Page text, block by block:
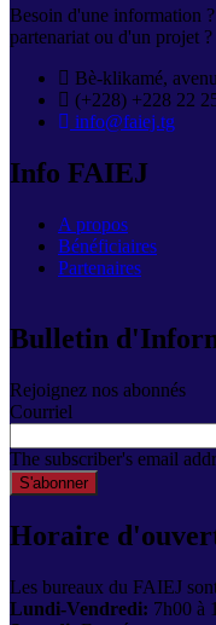
Besoin d'une information
partenariat ou d'un projet ?
Bè-klikamé,
(+228) +228 22
info@faiej.tg
Info FAIEJ
A propos
Bénéficiaires
Partenaires
Bulletin
Rejoignez nos abonnés
Courriel
The subscriber's email
Horaire
Les bureaux du FAIEJ
Lundi-Vendredi: 7h00 à